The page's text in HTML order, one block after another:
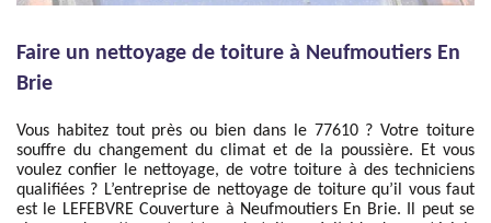
Faire un nettoyage de toiture à Neufmoutiers En
Brie
Vous habitez tout près ou bien dans le 77610 ? Votre toiture
souffre du changement du climat et de la poussière. Et vous
voulez confier le nettoyage, de votre toiture à des techniciens
qualifiées ? L’entreprise de nettoyage de toiture qu’il vous faut
est le LEFEBVRE Couverture à Neufmoutiers En Brie. Il peut se